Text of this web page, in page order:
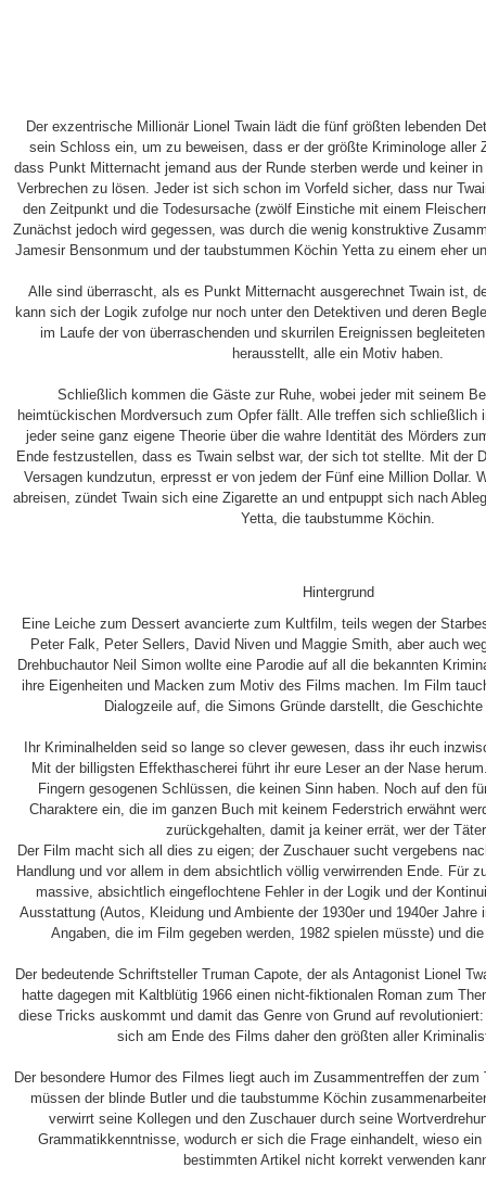
Der exzentrische Millionär Lionel Twain lädt die fünf größten lebenden
sein Schloss ein, um zu beweisen, dass er der größte Kriminologe aller
dass Punkt Mitternacht jemand aus der Runde sterben werde und keiner
Verbrechen zu lösen. Jeder ist sich schon im Vorfeld sicher, dass nur
den Zeitpunkt und die Todesursache (zwölf Einstiche mit einem
Zunächst jedoch wird gegessen, was durch die wenig konstruktive
Jamesir Bensonmum und der taubstummen Köchin Yetta zu einem eher
Alle sind überrascht, als es Punkt Mitternacht ausgerechnet Twain ist,
kann sich der Logik zufolge nur noch unter den Detektiven und deren
im Laufe der von überraschenden und skurrilen Ereignissen
herausstellt, alle ein Motiv haben.
Schließlich kommen die Gäste zur Ruhe, wobei jeder mit seinem
heimtückischen Mordversuch zum Opfer fällt. Alle treffen sich schließlich
jeder seine ganz eigene Theorie über die wahre Identität des Mörders
Ende festzustellen, dass es Twain selbst war, der sich tot stellte. Mit der
Versagen kundzutun, erpresst er von jedem der Fünf eine Million Dollar.
abreisen, zündet Twain sich eine Zigarette an und entpuppt sich nach
Yetta, die taubstumme Köchin.
Hintergrund
Eine Leiche zum Dessert avancierte zum Kultfilm, teils wegen der
Peter Falk, Peter Sellers, David Niven und Maggie Smith, aber auch
Drehbuchautor Neil Simon wollte eine Parodie auf all die bekannten
ihre Eigenheiten und Macken zum Motiv des Films machen. Im Film
Dialogzeile auf, die Simons Gründe darstellt, die
Ihr Kriminalhelden seid so lange so clever gewesen, dass ihr euch
Mit der billigsten Effekthascherei führt ihr eure Leser an der Nase
Fingern gesogenen Schlüssen, die keinen Sinn haben. Noch auf den
Charaktere ein, die im ganzen Buch mit keinem Federstrich erwähnt
zurückgehalten, damit ja keiner errät, wer der
Der Film macht sich all dies zu eigen; der Zuschauer sucht vergebens
Handlung und vor allem in dem absichtlich völlig verwirrenden Ende. Für
massive, absichtlich eingeflochtene Fehler in der Logik und der
Ausstattung (Autos, Kleidung und Ambiente der 1930er und 1940er Jahre
Angaben, die im Film gegeben werden, 1982 spielen müsste) und
Der bedeutende Schriftsteller Truman Capote, der als Antagonist Lionel
hatte dagegen mit Kaltblütig 1966 einen nicht-fiktionalen Roman zum
diese Tricks auskommt und damit das Genre von Grund auf
sich am Ende des Films daher den größten aller
Der besondere Humor des Filmes liegt auch im Zusammentreffen der
müssen der blinde Butler und die taubstumme Köchin
verwirrt seine Kollegen und den Zuschauer durch seine
Grammatikkenntnisse, wodurch er sich die Frage einhandelt, wieso
bestimmten Artikel nicht korrekt verwenden